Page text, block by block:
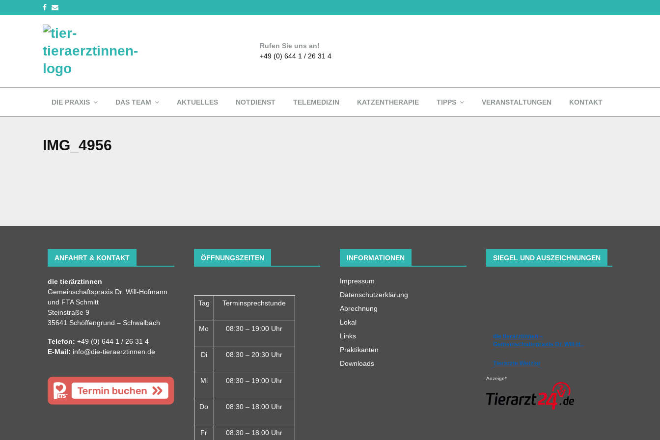
Rufen Sie uns an!
+49 (0) 644 1 / 26 31 4
DIE PRAXIS DAS TEAM AKTUELLES NOTDIENST TELEMEDIZIN KATZENTHERAPIE TIPPS VERANSTALTUNGEN KONTAKT
IMG_4956
ANFAHRT & KONTAKT
die tierärztinnen
Gemeinschaftspraxis Dr. Will-Hofmann
und FTA Schmitt
Steinstraße 9
35641 Schöffengrund – Schwalbach
Telefon: +49 (0) 644 1 / 26 31 4
E-Mail: info@die-tieraerztinnen.de
ÖFFNUNGSZEITEN
Tag Terminsprechstunde
Mo 08:30 – 19:00 Uhr
Di 08:30 – 20:30 Uhr
Mi 08:30 – 19:00 Uhr
Do 08:30 – 18:00 Uhr
Fr 08:30 – 18:00 Uhr
INFORMATIONEN
Impressum
Datenschutzerklärung
Abrechnung
Lokal
Links
Praktikanten
Downloads
SIEGEL UND AUSZEICHNUNGEN
die tierärztinnen –
Gemeinschaftspraxis Dr. Will-H…
Tierärzte Wetzlar
Anzeige*